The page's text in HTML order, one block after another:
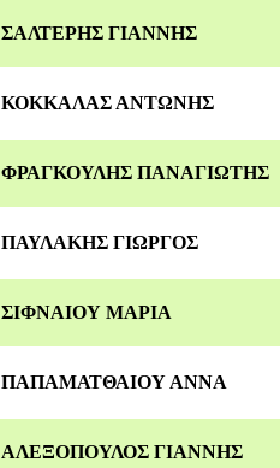
ΣΑΛΤΕΡΗΣ ΓΙΑΝΝΗΣ
ΚΟΚΚΑΛΑΣ ΑΝΤΩΝΗΣ
ΦΡΑΓΚΟΥΛΗΣ ΠΑΝΑΓΙΩΤΗΣ
ΠΑΥΛΑΚΗΣ ΓΙΩΡΓΟΣ
ΣΙΦΝΑΙΟΥ ΜΑΡΙΑ
ΠΑΠΑΜΑΤΘΑΙΟΥ ΑΝΝΑ
ΑΛΕΞΟΠΟΥΛΟΣ ΓΙΑΝΝΗΣ